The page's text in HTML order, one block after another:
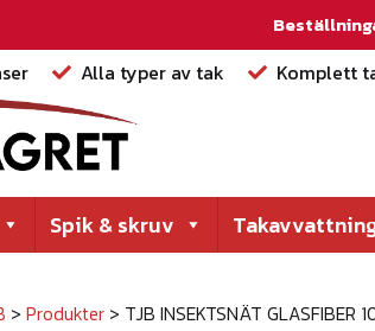
Alla typer av tak Komplett
Spik & skruv
> Produkter > TJB INSEKTSNÄT GLASFIBER